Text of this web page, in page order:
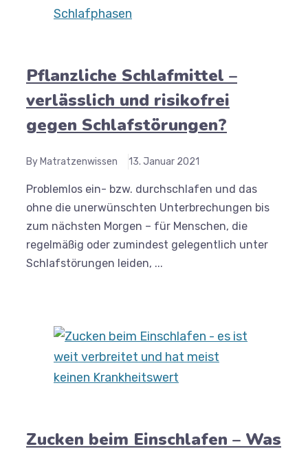
Pflanzliche Schlafmittel –
verlässlich und risikofrei
gegen Schlafstörungen?
By Matratzenwissen 13. Januar 2021
Problemlos ein- bzw. durchschlafen und das
ohne die unerwünschten Unterbrechungen bis
zum nächsten Morgen – für Menschen, die
regelmäßig oder zumindest gelegentlich unter
Schlafstörungen leiden, ...
Zucken beim Einschlafen – Was